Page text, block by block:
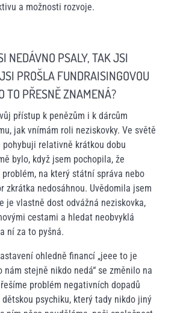
a možnosti rozvoje.
NEDÁVNO PSALY, TAK JSI
PROŠLA FUNDRAISINGOVOU
TO PŘESNĚ ZNAMENÁ?
přístup k penězům i k dárcům
jak vnímám roli neziskovky. Ve světě
relativně krátkou dobu
bylo, když jsem pochopila, že
na který státní správa nebo
zkrátka nedosáhnou. Uvědomila jsem
je vlastně dost odvážná neziskovka,
cestami a hledat neobvyklá
ní za to pyšná.
ohledně financí „jeee to je
nám stejně nikdo nedá“ se změnilo na
řešíme problém negativních dopadů
psychiku, který tady nikdo jiný